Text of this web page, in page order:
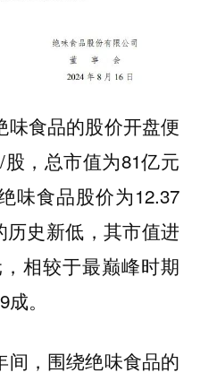
味食品的股价开盘便
，总市值为81亿元
味食品股价为12.37
史新低，其市值进
相较于最巅峰时期
。
间，围绕绝味食品的